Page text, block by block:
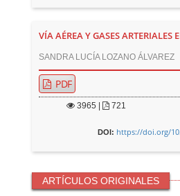
VÍA AÉREA Y GASES ARTERIALES
SANDRA LUCÍA LOZANO ÁLVAREZ
PDF
3965 | 721
DOI: https://doi.org/
ARTÍCULOS ORIGINALES